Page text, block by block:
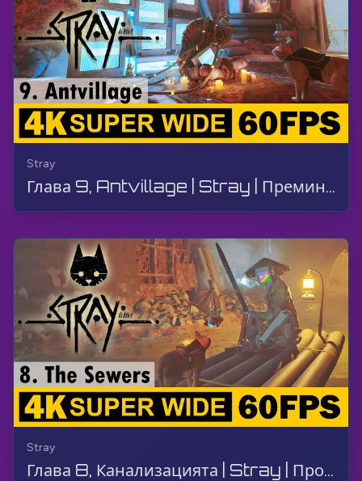
Stray
Глава 9, Antvillage | Stray | Преминаване, Геймплей, Без коментар, 4K, 60 FPS, SUPER WIDE
Stray
Глава 8, Канализацията | Stray | Проходилка, Геймплей, Без Коментар, 4K, 60 FPS, СУПЕР ШИРОК